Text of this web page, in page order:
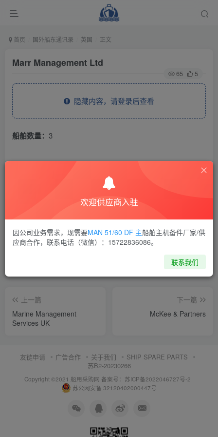
首页 国外船东通讯录 英国 正文
Marr Management Ltd
65 5
隐藏内容，请登录后查看
船舶数量： 3
THE END
喜欢就支持一下吧
上一篇
Marine Management
Services UK
下一篇
McKee & Partners
友链申请 广告合作 关于我们
SHIP SPARE PARTS
苏B2-20230266
Copyright ©2021 船用采购网 备案号：苏ICP备2022046727号-2
苏公网安备 32120402000447号
欢迎供应商入驻
因公司业务需求，现需要MAN 51/60 DF 主船舶主机备件厂家/供
应商合作，联系电话（微信）：15722836086。
联系我们